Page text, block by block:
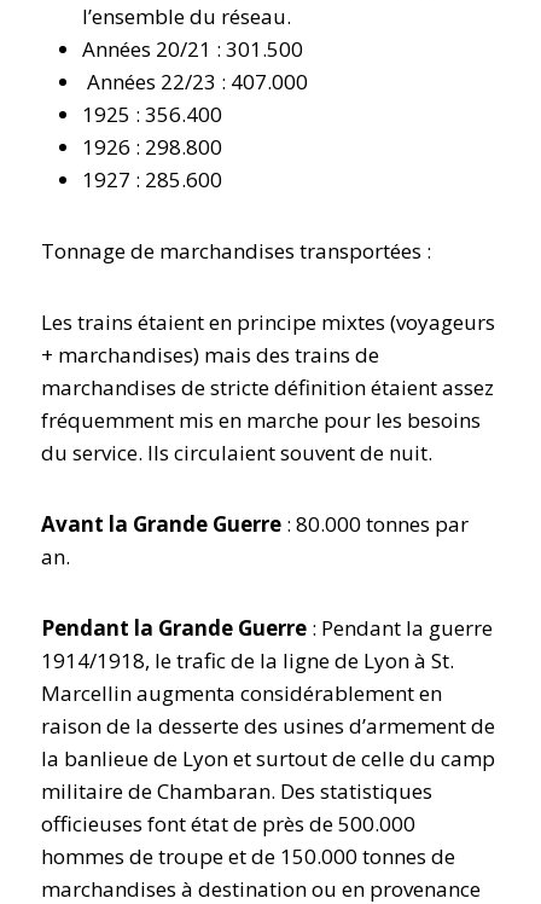
l’ensemble du réseau.
Années 20/21 : 301.500
Années 22/23 : 407.000
1925 : 356.400
1926 : 298.800
1927 : 285.600
Tonnage de marchandises transportées :
Les trains étaient en principe mixtes (voyageurs
+ marchandises) mais des trains de
marchandises de stricte définition étaient assez
fréquemment mis en marche pour les besoins
du service. Ils circulaient souvent de nuit.
Avant la Grande Guerre : 80.000 tonnes par
an.
Pendant la Grande Guerre : Pendant la guerre
1914/1918, le trafic de la ligne de Lyon à St.
Marcellin augmenta considérablement en
raison de la desserte des usines d’armement de
la banlieue de Lyon et surtout de celle du camp
militaire de Chambaran. Des statistiques
officieuses font état de près de 500.000
hommes de troupe et de 150.000 tonnes de
marchandises à destination ou en provenance